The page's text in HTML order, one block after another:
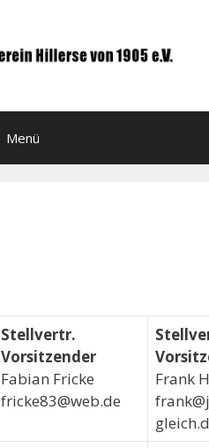
Menü
Stellvertr.
Vorsitzender
Fabian Fricke
fricke83@web.de
Frank